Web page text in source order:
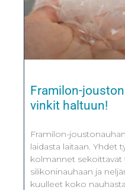
Framilon-
vinkit haltuun!
Framilon-
laidasta laitaan. Yhdet
kolmannet sekoittavat
silikoninauhaan ja
kuulleet koko